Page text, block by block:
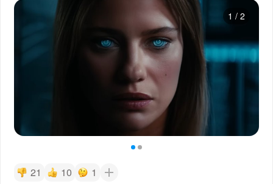
1 / 2
21 10 1